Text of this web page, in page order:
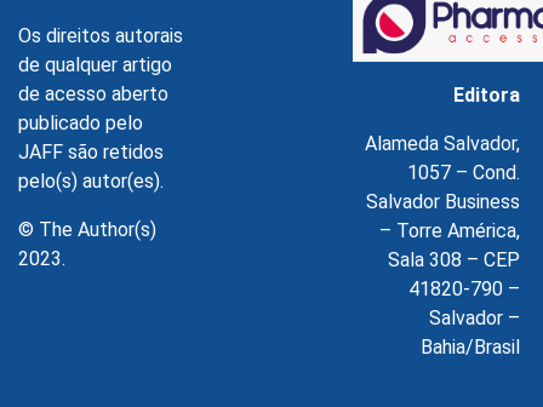
Os direitos autorais
de qualquer artigo
de acesso aberto
publicado pelo
JAFF são retidos
pelo(s) autor(es).
© The Author(s)
2023.
Editora
Alameda Salvador,
1057 – Cond.
Salvador Business
– Torre América,
Sala 308 – CEP
41820-790 –
Salvador –
Bahia/Brasil